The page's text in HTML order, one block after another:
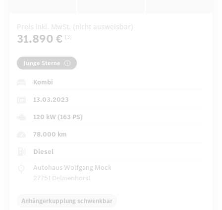
Preis inkl. MwSt. (nicht ausweisbar)
31.890 € [3]
Junge Sterne
Kombi
13.03.2023
120 kW (163 PS)
78.000 km
Diesel
Autohaus Wolfgang Mock
27751 Delmenhorst
Anhängerkupplung schwenkbar